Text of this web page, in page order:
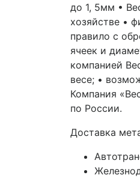
до 1, 5мм •
хозяйстве •
правило с
ячеек и
компанией
весе; •
Компания
по России.
Доставка